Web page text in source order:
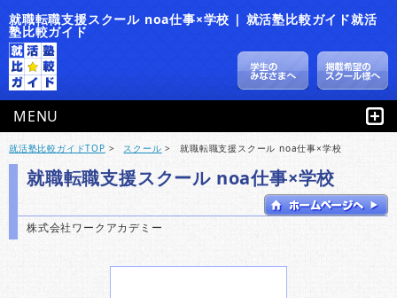
就職転職支援スクール noa仕事×学校 | 就活塾比較ガイド就活
塾比較ガイド
MENU
就活塾比較ガイドTOP > スクール > 就職転職支援スクール noa仕事×学校
就職転職支援スクール noa仕事×学校
株式会社ワークアカデミー